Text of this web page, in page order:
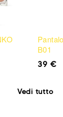
B01
39€
Vedi tutto